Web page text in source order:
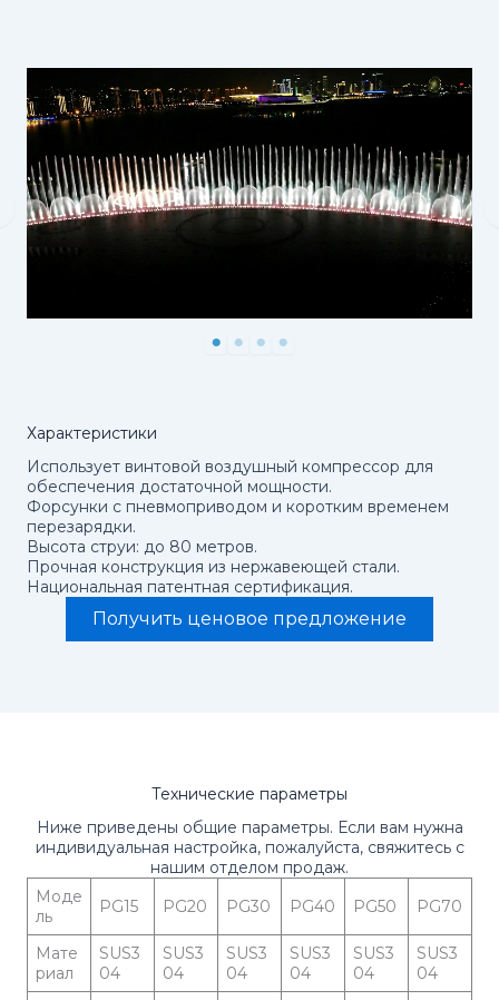
Характеристики
Использует винтовой воздушный компрессор для
обеспечения достаточной мощности.
Форсунки с пневмоприводом и коротким временем
перезарядки.
Высота струи: до 80 метров.
Прочная конструкция из нержавеющей стали.
Национальная патентная сертификация.
Получить ценовое предложение
Технические параметры
Ниже приведены общие параметры. Если вам нужна
индивидуальная настройка, пожалуйста, свяжитесь с
нашим отделом продаж.
Моде
ль
PG15 PG20 PG30 PG40 PG50 PG70
Мате
риал
SUS3
04
SUS3
04
SUS3
04
SUS3
04
SUS3
04
SUS3
04